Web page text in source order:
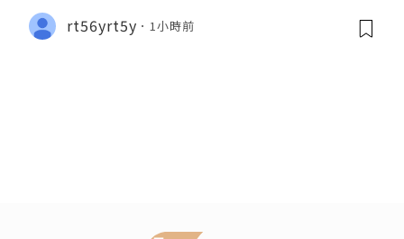
rt56yrt5y 1小時前